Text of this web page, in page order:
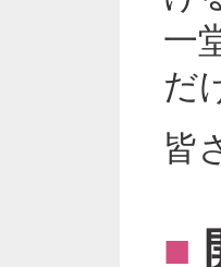
一
だ
皆
■